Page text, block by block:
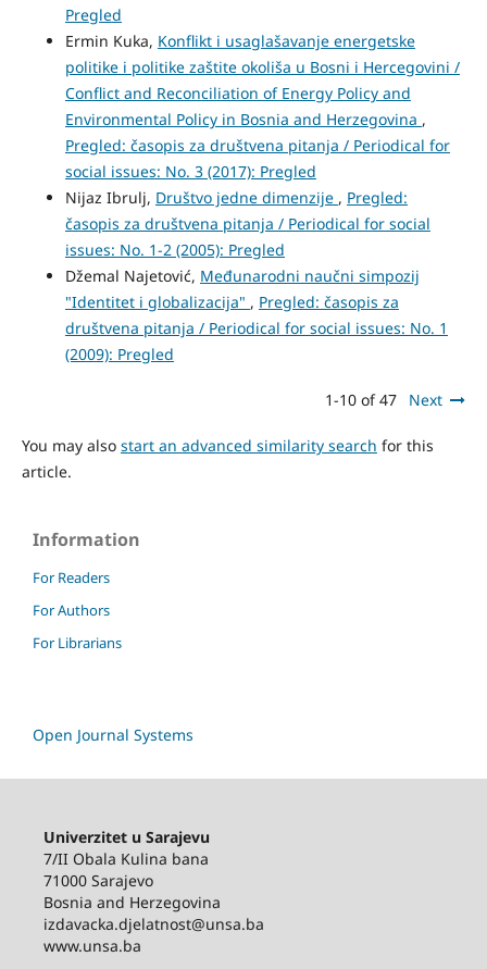
Pregled
Ermin Kuka, Konflikt i usaglašavanje energetske
politike i politike zaštite okoliša u Bosni i Hercegovini /
Conflict and Reconciliation of Energy Policy and
Environmental Policy in Bosnia and Herzegovina ,
Pregled: časopis za društvena pitanja / Periodical for
social issues: No. 3 (2017): Pregled
Nijaz Ibrulj, Društvo jedne dimenzije , Pregled:
časopis za društvena pitanja / Periodical for social
issues: No. 1-2 (2005): Pregled
Džemal Najetović, Međunarodni naučni simpozij
"Identitet i globalizacija" , Pregled: časopis za
društvena pitanja / Periodical for social issues: No. 1
(2009): Pregled
1-10 of 47 Next
You may also start an advanced similarity search for this
article.
Information
For Readers
For Authors
For Librarians
Open Journal Systems
Univerzitet u Sarajevu
7/II Obala Kulina bana
71000 Sarajevo
Bosnia and Herzegovina
izdavacka.djelatnost@unsa.ba
www.unsa.ba